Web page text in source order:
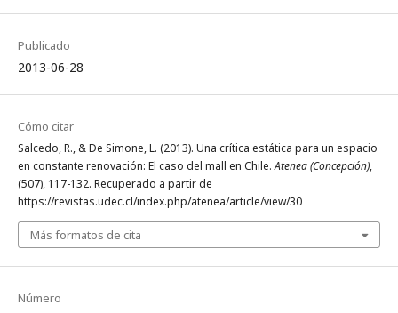
Publicado
2013-06-28
Cómo citar
Salcedo, R., & De Simone, L. (2013). Una crítica estática para un espacio
en constante renovación: El caso del mall en Chile.Atenea (Concepción),
(507), 117-132. Recuperado a partir de
https://revistas.udec.cl/index.php/atenea/article/view/30
Más formatos de cita
Número